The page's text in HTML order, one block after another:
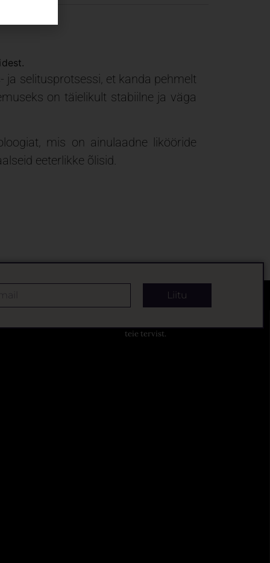
selitusprotsessi, et kanda pehmelt
on täielikult stabiilne ja väga
mis on ainulaadne likööride
eeterlikke õlisid.
Liitu
teie tervist.